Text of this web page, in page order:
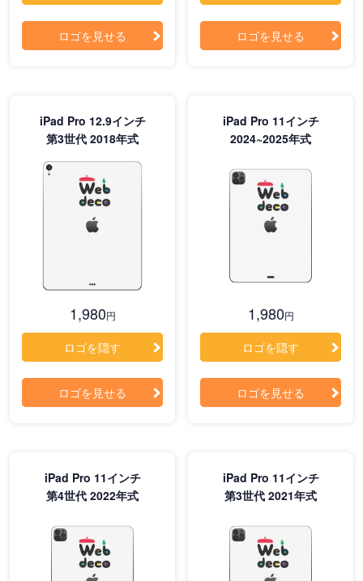
ロゴを見せる ロゴを見せる
iPad Pro 12.9インチ
第3世代 2018年式
1,980円
ロゴを隠す
ロゴを見せる
iPad Pro 11インチ
2024~2025年式
1,980円
ロゴを隠す
ロゴを見せる
iPad Pro 11インチ
第4世代 2022年式
iPad Pro 11インチ
第3世代 2021年式